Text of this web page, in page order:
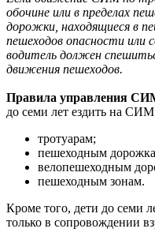
обочине или в пределах
дорожки, находящиеся в
пешеходов опасности или
водитель должен
движения пешеходов.
Правила управления
до семи лет ездить на
тротуарам;
пешеходным
велопешеходным
пешеходным зонам.
Кроме того, дети до семи
только в сопровождении